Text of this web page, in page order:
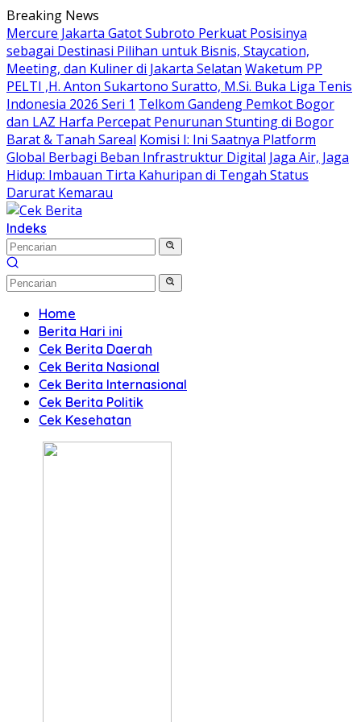
Langsung
ke
konten
Breaking News
Mercure Jakarta Gatot Subroto Perkuat Posisinya
sebagai Destinasi Pilihan untuk Bisnis, Staycation,
Meeting, dan Kuliner di Jakarta Selatan Waketum PP
PELTI ,H. Anton Sukartono Suratto, M.Si. Buka Liga Tenis
Indonesia 2026 Seri 1 Telkom Gandeng Pemkot Bogor
dan LAZ Harfa Percepat Penurunan Stunting di Bogor
Barat & Tanah Sareal Komisi I: Ini Saatnya Platform
Global Berbagi Beban Infrastruktur Digital Jaga Air, Jaga
Hidup: Imbauan Tirta Kahuripan di Tengah Status
Darurat Kemarau
Indeks
Home
Berita Hari ini
Cek Berita Daerah
Cek Berita Nasional
Cek Berita Internasional
Cek Berita Politik
Cek Kesehatan